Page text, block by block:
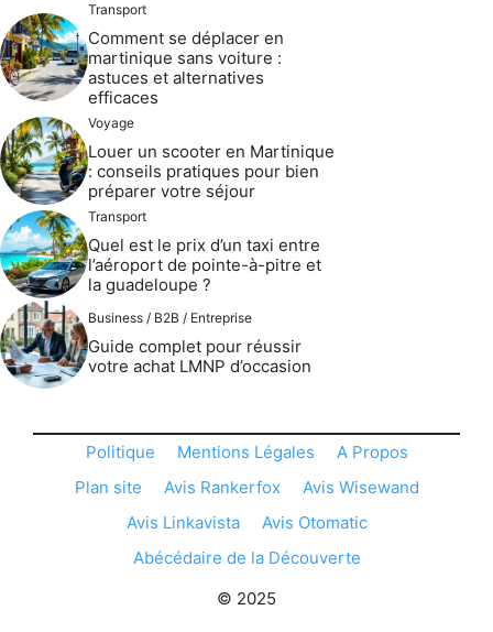
Transport
Comment se déplacer en
martinique sans voiture :
astuces et alternatives
efficaces
Voyage
Louer un scooter en Martinique
: conseils pratiques pour bien
préparer votre séjour
Transport
Quel est le prix d’un taxi entre
l’aéroport de pointe-à-pitre et
la guadeloupe ?
Business / B2B / Entreprise
Guide complet pour réussir
votre achat LMNP d’occasion
Politique Mentions Légales
A Propos
Plan site
Avis Rankerfox
Avis Wisewand
Avis Linkavista
Avis Otomatic
Abécédaire de la Découverte
© 2025